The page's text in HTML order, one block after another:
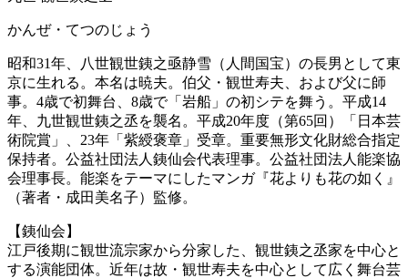
かんぜ・てつのじょう
昭和31年、八世観世銕之亟静雪（人間国宝）の長男として東
京に生れる。本名は暁夫。伯父・観世寿夫、および父に師
事。4歳で初舞台、8歳で「岩船」の初シテを舞う。平成14
年、九世観世銕之丞を襲名。平成20年度（第65回）「日本芸
術院賞」、23年「紫綬褒章」受章。重要無形文化財総合指定
保持者。公益社団法人銕仙会代表理事。公益社団法人能楽協
会理事長。能楽をテーマにしたマンガ『花よりも花の如く』
（著者・成田美名子）監修。
【銕仙会】
江戸後期に観世流宗家から分家した、観世銕之丞家を中心と
する演能団体。近年は故・観世寿夫を中心として広く舞台芸